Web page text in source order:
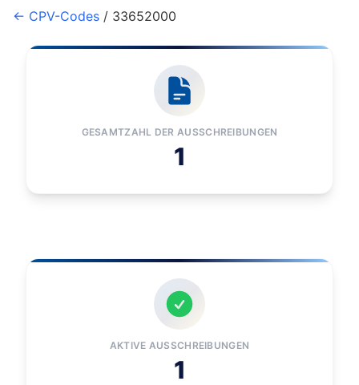
← CPV-Codes / 33652000
GESAMTZAHL DER AUSSCHREIBUNGEN
1
AKTIVE AUSSCHREIBUNGEN
1